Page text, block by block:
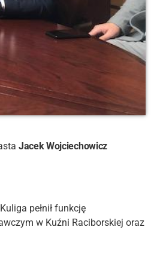
Jacek Wojciechowicz
pełnił funkcję
w Kuźni Raciborskiej oraz